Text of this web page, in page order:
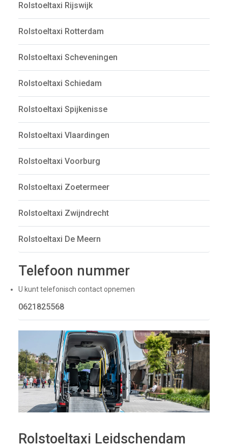
Rolstoeltaxi Rijswijk
Rolstoeltaxi Rotterdam
Rolstoeltaxi Scheveningen
Rolstoeltaxi Schiedam
Rolstoeltaxi Spijkenisse
Rolstoeltaxi Vlaardingen
Rolstoeltaxi Voorburg
Rolstoeltaxi Zoetermeer
Rolstoeltaxi Zwijndrecht
Rolstoeltaxi De Meern
Telefoon nummer
U kunt telefonisch contact opnemen
0621825568
Rolstoeltaxi Leidschendam